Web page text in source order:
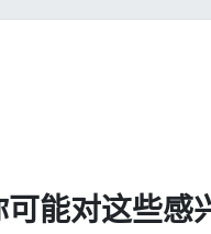
可能对这些感